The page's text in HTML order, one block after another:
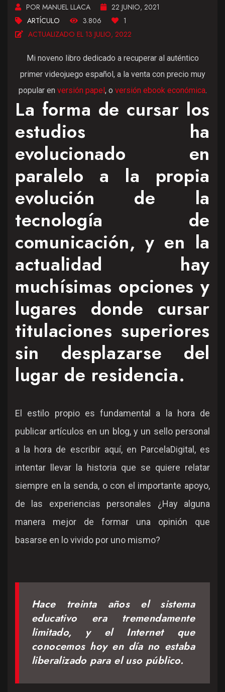
POR MANUEL LLACA
22 JUNIO, 2021
ARTÍCULO
3.806
1
ACTUALIZADO EL 13 JULIO, 2022
Mi noveno libro dedicado a recuperar al auténtico
primer videojuego español, a la venta con precio muy
popular en versión papel, o versión ebook económica.
La forma de cursar los
estudios ha
evolucionado en
paralelo a la propia
evolución de la
tecnología de
comunicación, y en la
actualidad hay
muchísimas opciones y
lugares donde cursar
titulaciones superiores
sin desplazarse del
lugar de residencia.
El estilo propio es fundamental a la hora de
publicar artículos en un blog, y un sello personal
a la hora de escribir aquí, en ParcelaDigital, es
intentar llevar la historia que se quiere relatar
siempre en la senda, o con el importante apoyo,
de las experiencias personales ¿Hay alguna
manera mejor de formar una opinión que
basarse en lo vivido por uno mismo?
Hace treinta años el sistema
educativo era tremendamente
limitado, y el Internet que
conocemos hoy en día no estaba
liberalizado para el uso público.